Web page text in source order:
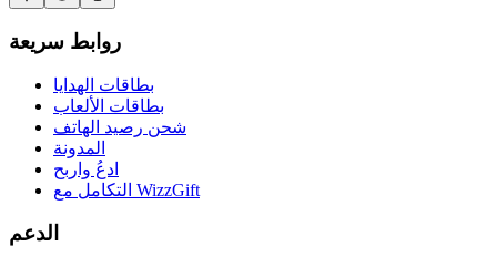
روابط سريعة
بطاقات الهدايا
بطاقات الألعاب
شحن رصيد الهاتف
المدونة
ادعُ واربح
التكامل مع WizzGift
الدعم